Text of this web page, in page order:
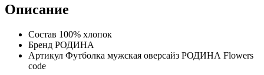
Описание
Состав 100% хлопок
Бренд РОДИНА
Артикул Футболка мужская оверсайз РОДИНА Flowers
code